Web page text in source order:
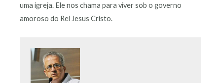
uma igreja. Ele nos chama para viver sob o governo
amoroso do Rei Jesus Cristo.